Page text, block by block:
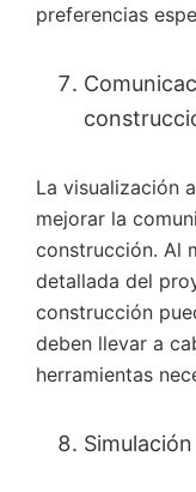
preferencias
La visualización
mejorar la
construcción. Al
detallada del
construcción
deben llevar a
herramientas